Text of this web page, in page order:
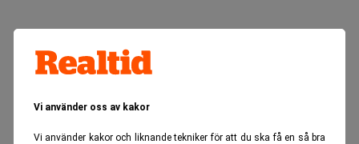
Vi använder oss av kakor
Vi använder kakor och liknande tekniker för att du ska få en så bra